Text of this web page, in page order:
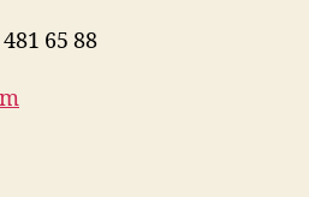
65 88